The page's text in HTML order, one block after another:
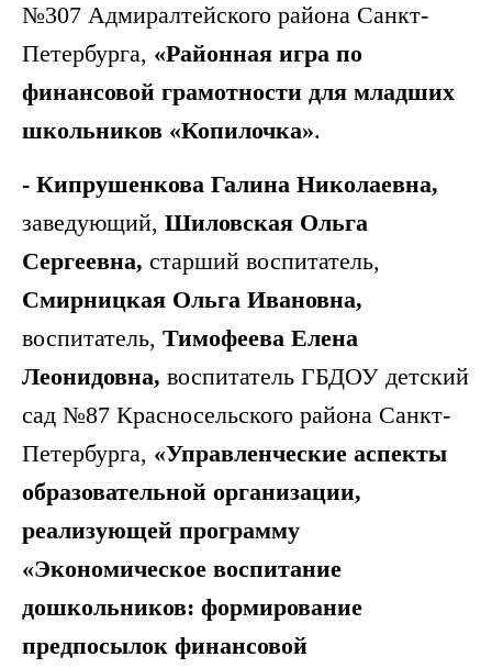
№307 Адмиралтейского района Санкт-
Петербурга, «Районная игра по
финансовой грамотности для младших
школьников «Копилочка».
- Кипрушенкова Галина Николаевна,
заведующий, Шиловская Ольга
Сергеевна, старший воспитатель,
Смирницкая Ольга Ивановна,
воспитатель, Тимофеева Елена
Леонидовна, воспитатель ГБДОУ детский
сад №87 Красносельского района Санкт-
Петербурга, «Управленческие аспекты
образовательной организации,
реализующей программу
«Экономическое воспитание
дошкольников: формирование
предпосылок финансовой